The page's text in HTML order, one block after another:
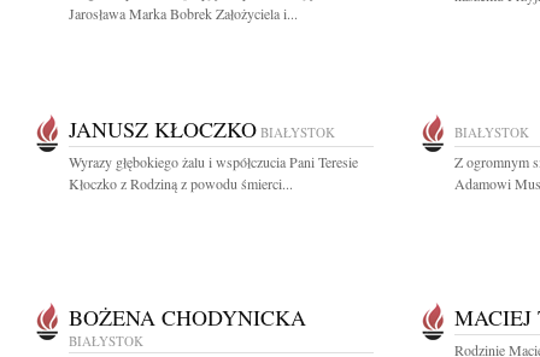
Jarosława Marka Bobrek Założyciela i...
JANUSZ KŁOCZKO BIAŁYSTOK
Wyrazy głębokiego żalu i współczucia Pani Teresie
Kłoczko z Rodziną z powodu śmierci...
BIAŁYSTOK
Z ogromnym
Adamowi
BOŻENA CHODYNICKA
BIAŁYSTOK
MACIEJ
Rodzinie